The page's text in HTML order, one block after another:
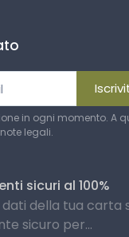
in ogni momento. A
legali.
sicuri al 100%
della tua carta
sicuro per...